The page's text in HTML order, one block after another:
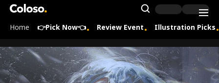
Coloso.
Search
Coloso Menu
Home 👉Pick Now👈 Review Event Illustration Picks